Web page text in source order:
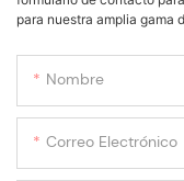
para nuestra amplia gama
Nombre
Correo Electrónico